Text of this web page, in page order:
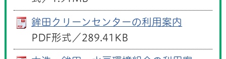
鉾田クリーンセンターの利用案内
PDF形式／289.41KB